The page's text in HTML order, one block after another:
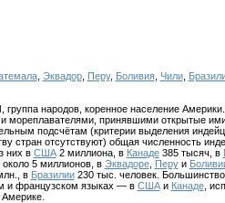
, Эквадор, Перу, Боливия, Чили,
народов, коренное население Америки.
мореплавателями, принявшими открытые
подсчётам (критерии выделения
стран отсутствуют) общая численность
них в США2 миллиона, в Канаде385 тысяч, в
около 5 миллионов, в Эквадоре, Перуи
в Бразилии230 тыс. человек.
и французском языках — в СШАи Канаде,